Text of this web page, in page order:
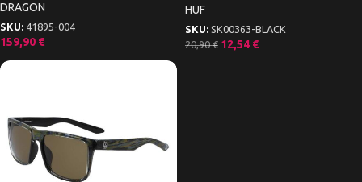
DRAGON
SKU: 41895-004
159,90 €
HUF
SKU: SK00363-BLACK
20,90€ 12,54 €